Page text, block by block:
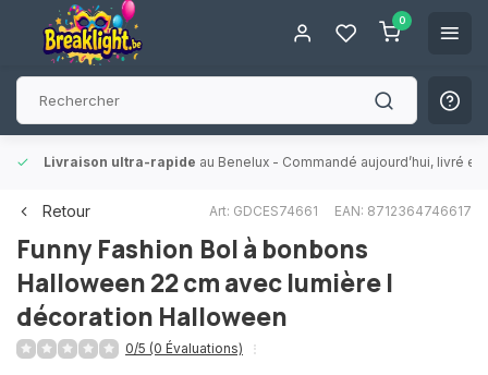
0
Livraison ultra-rapide au Benelux - Commandé aujourd’hui, livré
Retour Art: GDCES74661 EAN: 8712364746617
Funny Fashion Bol à bonbons
Halloween 22 cm avec lumière |
décoration Halloween
0/5 (0 Évaluations)